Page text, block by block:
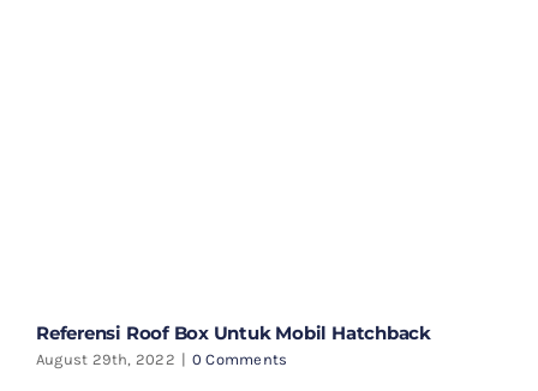
Referensi Roof Box Untuk Mobil Hatchback
August 29th, 2022 | 0 Comments